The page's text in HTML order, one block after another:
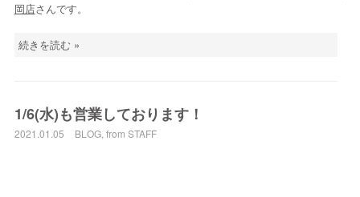
岡店さんです。
続きを読む »
1/6(水)も営業しております！
2021.01.05 BLOG, from STAFF